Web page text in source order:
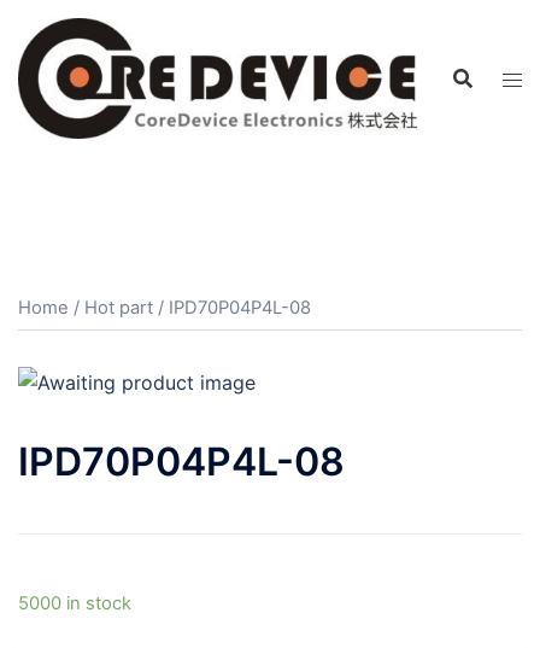
Home / Hot part / IPD70P04P4L-08
IPD70P04P4L-08
5000 in stock